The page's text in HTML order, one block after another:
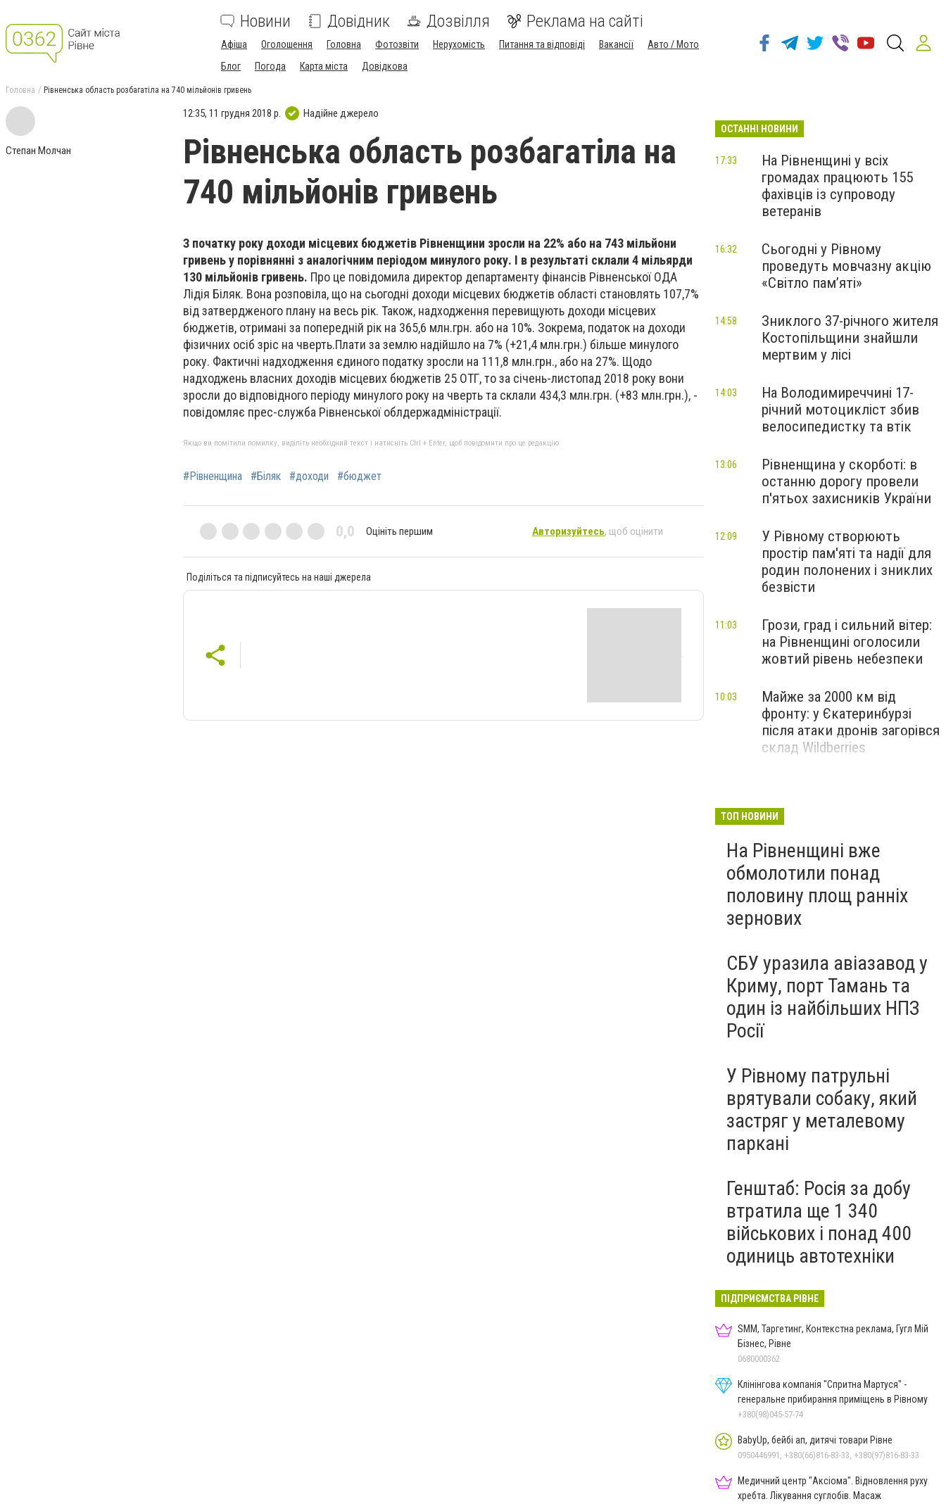
Новини Довідник Дозвілля Реклама на сайті
Афіша Оголошення Головна Фотозвіти Нерухомість Питання та відповіді Вакансії
Авто / Мото
Блог
Погода Карта міста Довідкова
Головна Рівненська область розбагатіла на 740 мільйонів гривень
Степан Молчан
12:35, 11 грудня 2018 р. Надійне джерело
Рівненська область розбагатіла на
740 мільйонів гривень
З початку року доходи місцевих бюджетів Рівненщини зросли на 22% або на 743 мільйони
гривень у порівнянні з аналогічним періодом минулого року. І в результаті склали 4 мільярди
130 мільйонів гривень. Про це повідомила директор департаменту фінансів Рівненської ОДА
Лідія Біляк. Вона розповіла, що на сьогодні доходи місцевих бюджетів області становлять 107,7%
від затвердженого плану на весь рік. Також, надходження перевищують доходи місцевих
бюджетів, отримані за попередній рік на 365,6 млн.грн. або на 10%. Зокрема, податок на доходи
фізичних осіб зріс на чверть.Плати за землю надійшло на 7% (+21,4 млн.грн.) більше минулого
року. Фактичні надходження єдиного податку зросли на 111,8 млн.грн., або на 27%. Щодо
надходжень власних доходів місцевих бюджетів 25 ОТГ, то за січень-листопад 2018 року вони
зросли до відповідного періоду минулого року на чверть та склали 434,3 млн.грн. (+83 млн.грн.), -
повідомляє прес-служба Рівненської облдержадміністрації.
Якщо ви помітили помилку, виділіть необхідний текст і натисніть Ctrl + Enter, щоб повідомити про це редакцію
#Рівненщина #Біляк #доходи #бюджет
0,0 Оцініть першим Авторизуйтесь, щоб оцінити
Поділіться та підписуйтесь на наші джерела
ОСТАННІ НОВИНИ
На Рівненщині у всіх
громадах працюють 155
фахівців із супроводу
ветеранів
17:33
Сьогодні у Рівному
проведуть мовчазну акцію
«Світло пам’яті»
16:32
Зниклого 37-річного жителя
Костопільщини знайшли
мертвим у лісі
14:58
На Володимиреччині 17-
річний мотоцикліст збив
велосипедистку та втік
14:03
Рівненщина у скорботі: в
останню дорогу провели
п'ятьох захисників України
13:06
У Рівному створюють
простір пам'яті та надії для
родин полонених і зниклих
безвісти
12:09
Грози, град і сильний вітер:
на Рівненщині оголосили
жовтий рівень небезпеки
11:03
Майже за 2000 км від
фронту: у Єкатеринбурзі
після атаки дронів загорівся
склад Wildberries
10:03
ТОП НОВИНИ
На Рівненщині вже
обмолотили понад
половину площ ранніх
зернових
СБУ уразила авіазавод у
Криму, порт Тамань та
один із найбільших НПЗ
Росії
У Рівному патрульні
врятували собаку, який
застряг у металевому
паркані
Генштаб: Росія за добу
втратила ще 1 340
військових і понад 400
одиниць автотехніки
ПІДПРИЄМСТВА РІВНЕ
SMM, Таргетинг, Контекстна реклама, Гугл Мій
Бізнес, Рівне
0680000362
Клінінгова компанія "Спритна Мартуся" -
генеральне прибирання приміщень в Рівному
+380(98)045-57-74
BabyUp, бейбі ап, дитячі товари Рівне
0950446991, +380(66)816-83-33, +380(97)816-83-33
Медичний центр "Аксіома". Відновлення руху
хребта. Лікування суглобів. Масаж